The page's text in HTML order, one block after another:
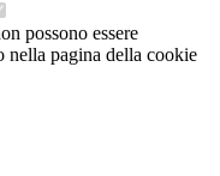
possono essere
nella pagina della cookie